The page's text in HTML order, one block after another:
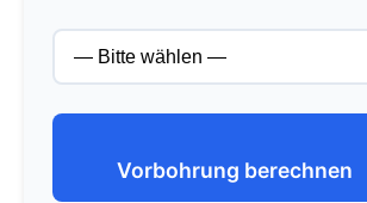
Vorbohrung berechnen